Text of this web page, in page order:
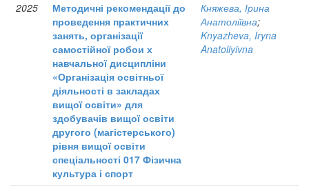
2025
Методичні рекомендації до
проведення практичних
занять, організації
самостійної робои х
навчальної дисципліни
«Організація освітньої
діяльності в закладах
вищої освіти» для
здобувачів вищої освіти
другого (магістерського)
рівня вищої освіти
спеціальності 017 Фізична
культура і спорт
Княжева, Ірина
Анатоліївна;
Knyazheva, Iryna
Anatoliyivna